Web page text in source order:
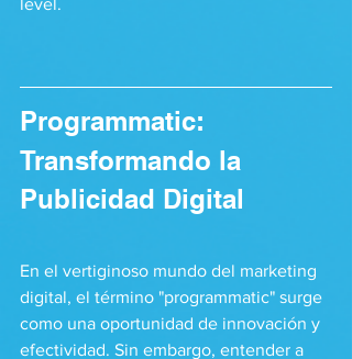
Programmatic:
Transformando la
Publicidad Digital
En el vertiginoso mundo del marketing
digital, el término "programmatic" surge
como una oportunidad de innovación y
efectividad. Sin embargo, entender a